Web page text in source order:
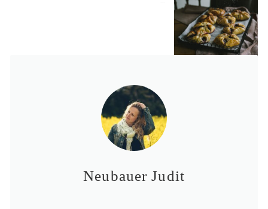
Neubauer Judit